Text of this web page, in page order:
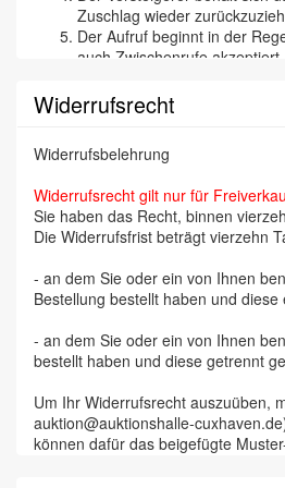
Zuschlag wieder
Der Aufruf beginnt in der
auch Zwischenrufe
Zuschlag verpflichtet zur
Der Zuschlags-Preis ist ein
Gründen.
bekannte Bieter sind
Da auf Grund der
anzusehen, um spätere
Kommt der Ersteigerer mit
der folgenden Auktionen zu
Eine Versendung der
Während oder unmittelbar
Gerichtstand und
Bestimmung nicht wirksam
Mitbieten kann nur, wer sich
Widerrufsrecht
Widerrufsbelehrung
Widerrufsrecht gilt nur für
Sie haben das Recht, binnen
Die Widerrufsfrist beträgt vierzehn
- an dem Sie oder ein von Ihnen
Bestellung bestellt haben und
- an dem Sie oder ein von Ihnen
bestellt haben und diese getrennt
Um Ihr Widerrufsrecht auszuüben,
auktion@auktionshalle-
können dafür das beigefügte